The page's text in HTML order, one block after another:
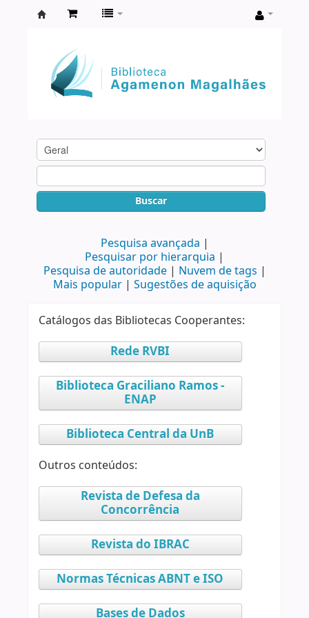
Agamenon
Magalhães
Buscar
Pesquisa avançada
Pesquisar por hierarquia
Pesquisa de autoridade
Nuvem de tags
Mais popular
Sugestões de aquisição
Catálogos das Bibliotecas Cooperantes:
Rede RVBI
Biblioteca Graciliano Ramos -
ENAP
Biblioteca Central da UnB
Outros conteúdos:
Revista de Defesa da
Concorrência
Revista do IBRAC
Normas Técnicas ABNT e ISO
Bases de Dados